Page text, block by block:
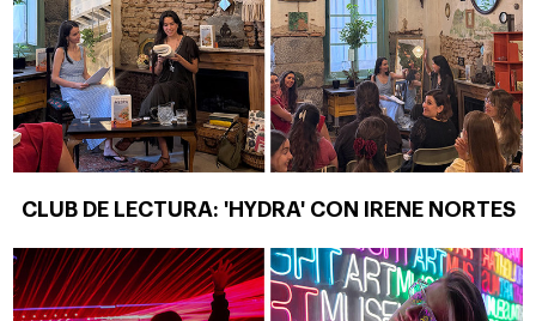
CLUB DE LECTURA: 'HYDRA' CON IRENE NORTES